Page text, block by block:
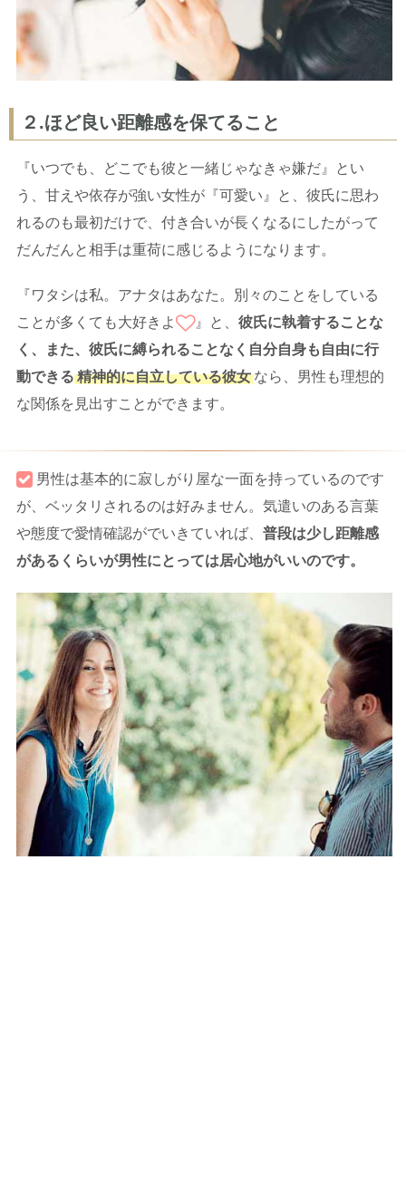
２.ほど良い距離感を保てること
『いつでも、どこでも彼と一緒じゃなきゃ嫌だ』とい
う、甘えや依存が強い女性が『可愛い』と、彼氏に思わ
れるのも最初だけで、付き合いが長くなるにしたがって
だんだんと相手は重荷に感じるようになります。
『ワタシは私。アナタはあなた。別々のことをしている
ことが多くても大好きよ
』と、 彼氏に執着することな
く、また、彼氏に縛られることなく自分自身も自由に行
動できる 精神的に自立している彼女 なら、男性も理想的
な関係を見出すことができます。
男性は基本的に寂しがり屋な一面を持っているのです
が、ベッタリされるのは好みません。気遣いのある言葉
や態度で愛情確認がでいきていれば、 普段は少し距離感
があるくらいが男性にとっては居心地がいいのです。